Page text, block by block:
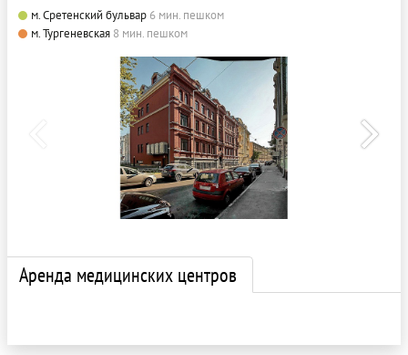
м. Сретенский бульвар 6 мин. пешком
м. Тургеневская 8 мин. пешком
Аренда медицинских центров